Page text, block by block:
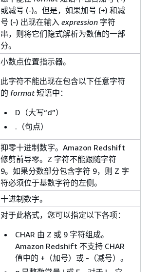
或减号 (-)。但是，如果加号 (+) 和减
号 (-) 出现在输入 expression 字符
串，则将它们隐式解析为数值的一部
分。
小数点位置指示器。
此字符不能出现在包含以下任意字符
的 format短语中：
D（大写“d”）
.（句点）
抑零十进制数字。Amazon Redshift
修剪前导零。Z 字符不能跟随字符
9。如果分数部分包含字符 9，则 Z 字
符必须位于基数字符的左侧。
十进制数字。
对于此格式，您可以指定以下各项：
CHAR 由 Z 或 9 字符组成。
Amazon Redshift 不支持 CHAR
值中的 +（加号）或 -（减号）。